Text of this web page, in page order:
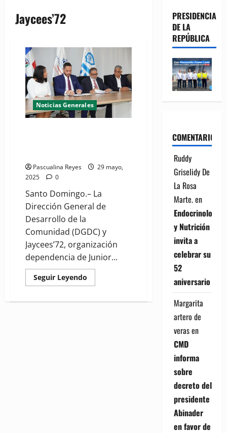
Jaycees’72
Noticias Generales
Pascualina Reyes
29 mayo,
2025
0
Santo Domingo.– La
Dirección General de
Desarrollo de la
Comunidad (DGDC) y
Jaycees’72, organización
dependencia de Junior...
Seguir Leyendo
more
de
PRESIDENCIA
DE LA
REPÚBLICA
COMENTARIOS
Ruddy
Griselidy De
La Rosa
Marte.en
Endocrinología
y Nutrición
invita a
celebrar su
52
aniversario
Margarita
artero de
verasen
CMD
informa
sobre
decreto del
presidente
Abinader
en favor de